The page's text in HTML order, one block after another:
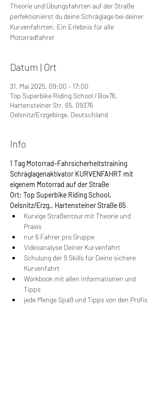
Theorie und Übungsfahrten auf der Straße
perfektionierst du deine Schräglage bei deiner
Kurvenfahrten. Ein Erlebnis für alle
Motorradfahrer
Datum | Ort
31. Mai 2025, 09:00 – 17:00
Top Superbike Riding School / Box76,
Hartensteiner Str. 65, 09376
Oelsnitz/Erzgebirge, Deutschland
Info
1 Tag Motorrad-Fahrsicherheitstraining
Schräglagenaktivator KURVENFAHRT mit
eigenem Motorrad auf der Straße
Ort: Top Superbike Riding School,
Oelsnitz/Erzg., Hartensteiner Straße 65
Kurvige Straßentour mit Theorie und
Praxis
nur 6 Fahrer pro Gruppe
Videoanalyse Deiner Kurvenfahrt
Schulung der 9 Skills für Deine sichere
Kurvenfahrt
Workbook mit allen Informationen und
Tipps
jede Menge Spaß und Tipps von den Profis